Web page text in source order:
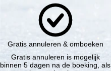
Gratis annuleren & omboeken
Gratis annuleren is mogelijk
binnen 5 dagen na de boeking, als